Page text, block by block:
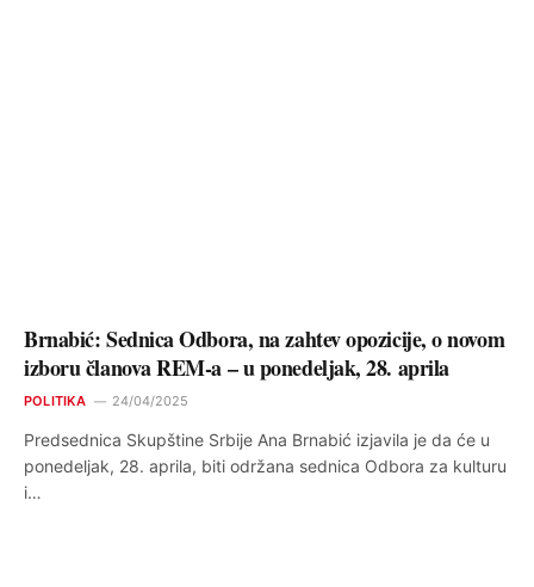
Brnabić: Sednica Odbora, na zahtev opozicije, o novom
izboru članova REM-a – u ponedeljak, 28. aprila
POLITIKA 24/04/2025
Predsednica Skupštine Srbije Ana Brnabić izjavila je da će u
ponedeljak, 28. aprila, biti održana sednica Odbora za kulturu
i…